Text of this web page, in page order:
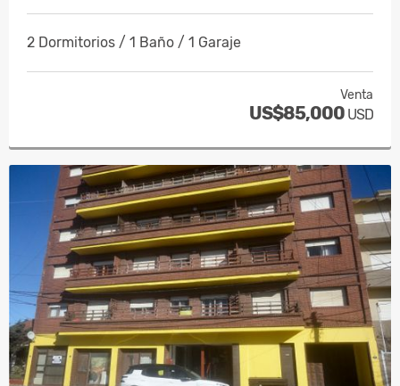
2 Dormitorios / 1 Baño / 1 Garaje
Venta
US$85,000 USD